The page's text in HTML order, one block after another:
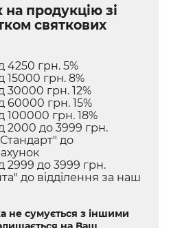
продукцію зі
святкових
4250 грн. 5%
15000 грн. 8%
30000 грн. 12%
60000 грн. 15%
100000 грн. 18%
2000 до 3999 грн.
до
2999 до 3999 грн.
до відділення за наш
не сумується з іншими